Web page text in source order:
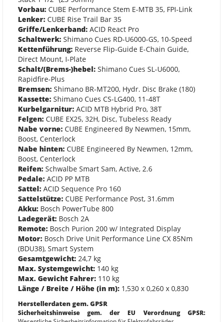
Vorbau: CUBE Performance Stem E-MTB 35, FPI-Link
Lenker: CUBE Rise Trail Bar 35
Griffe/Lenkerband: ACID React Pro
Schaltwerk: Shimano Cues RD-U6000-GS, 10-Speed
Kettenführung: Reverse Flip-Guide E-Chain Guide,
Direct Mount, I-Plate
Schalt/(Brems-)hebel: Shimano Cues SL-U6000,
Rapidfire-Plus
Bremsen: Shimano BR-MT200, Hydr. Disc Brake (180)
Kassette: Shimano Cues CS-LG400, 11-48T
Kurbelgarnitur: ACID MTB Hybrid Pro, 38T
Felgen: CUBE EX25, 32H, Disc, Tubeless Ready
Nabe vorne: CUBE Engineered By Newmen, 15mm,
Boost, Centerlock
Nabe hinten: CUBE Engineered By Newmen, 12mm,
Boost, Centerlock
Reifen: Schwalbe Smart Sam, Active, 2.6
Pedale: ACID PP MTB
Sattel: ACID Sequence Pro 160
Sattelstütze: CUBE Performance Post, 31.6mm
Akku: Bosch PowerTube 800
Ladegerät: Bosch 2A
Remote: Bosch Purion 200 w/ Integrated Display
Motor: Bosch Drive Unit Performance Line CX 85Nm
(BDU38), Smart System
Gesamtgewicht: 24,7 kg
Max. Systemgewicht: 140 kg
Max. Gewicht Fahrer: 110 kg
Länge / Breite / Höhe (in m): 1,530 x 0,260 x 0,830
Herstellerdaten gem. GPSR
Sicherheitshinweise gem. der EU Verordnung GPSR: